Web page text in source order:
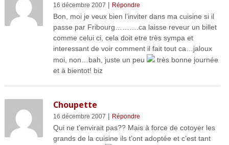
16 décembre 2007 | Répondre
Bon, moi je veux bien l’inviter dans ma cuisine si il
passe par Fribourg……….ca laisse reveur un billet
comme celui ci, cela doit etre très sympa et
interessant de voir comment il fait tout ca…jaloux
moi, non…bah, juste un peu
très bonne journée
et à bientot! biz
Choupette
16 décembre 2007 | Répondre
Qui ne t’envirait pas?? Mais à force de cotoyer les
grands de la cuisine ils t’ont adoptée et c’est tant